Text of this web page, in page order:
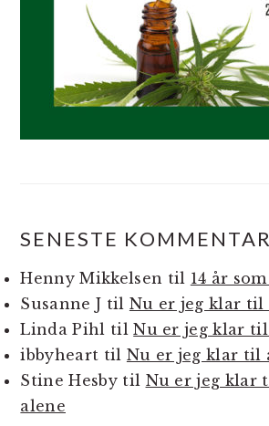
SENESTE
Henny Mikkelsen til 14 år
Susanne J til Nu er jeg klar til
Linda Pihl tilNu er jeg klar til
ibbyheart til Nu er jeg klar til
Stine Hesbytil Nu er jeg klar
alene